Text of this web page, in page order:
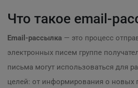
Что такое email-
Email-рассылка — это процесс
электронных писем группе
письма могут использоваться для
целей: от информирования о новых